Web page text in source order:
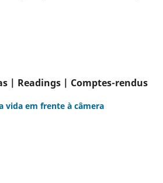
| Readings | Comptes-rendus
vida em frente à câmera